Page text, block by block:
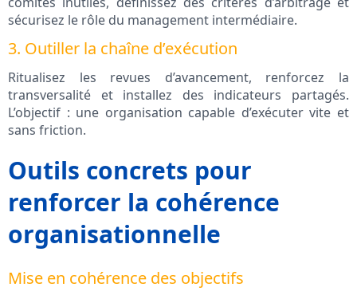
sécurisez le rôle du management intermédiaire.
3. Outiller la chaîne d’exécution
Ritualisez les revues d’avancement, renforcez la
transversalité et installez des indicateurs partagés.
L’objectif : une organisation capable d’exécuter vite et
sans friction.
Outils concrets pour
renforcer la cohérence
organisationnelle
Mise en cohérence des objectifs